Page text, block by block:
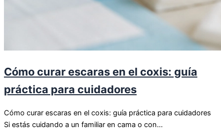
Cómo curar escaras en el coxis: guía
práctica para cuidadores
Cómo curar escaras en el coxis: guía práctica para cuidadores
Si estás cuidando a un familiar en cama o con...